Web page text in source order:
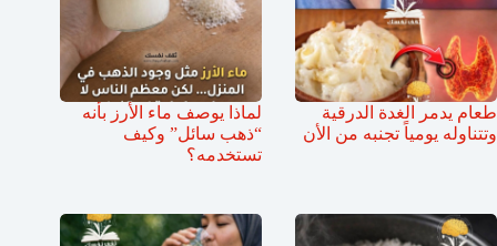
طعام يدمر الغدة الدرقية
وتتناوله يومياً تجنبه من الأن
لماذا يوصف ماء الأرز بأنه
“ذهب سائل” وكيف
تستخدمه؟